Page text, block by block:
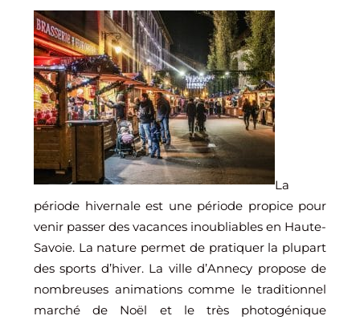
La
période hivernale est une période propice pour
venir passer des vacances inoubliables en Haute-
Savoie. La nature permet de pratiquer la plupart
des sports d’hiver. La ville d’Annecy propose de
nombreuses animations comme le traditionnel
marché de Noël et le très photogénique